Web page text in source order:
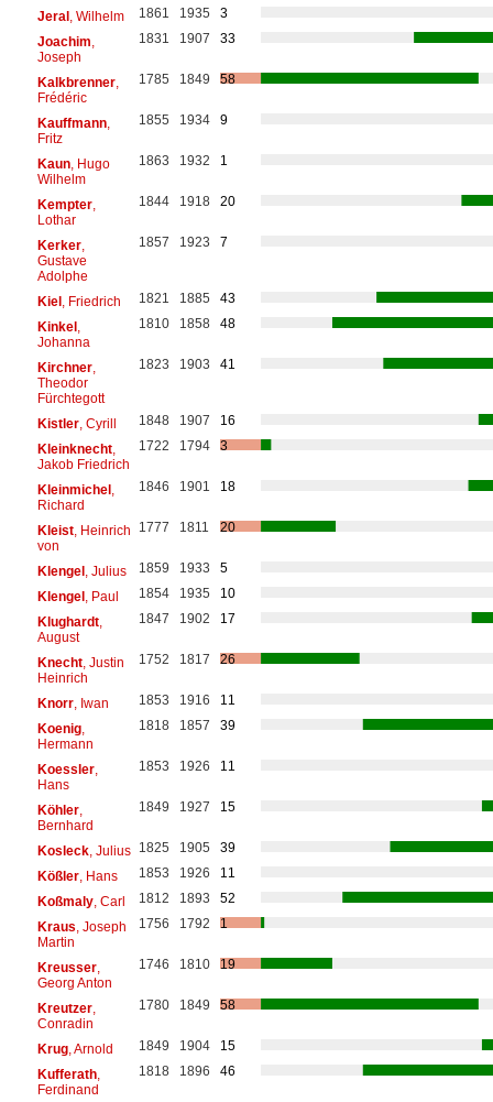
Jeral, Wilhelm 1861 1935
3
Joachim
Joseph
1831 1907 33
Kalkbrenner,
Frédéric
1785 1849 58
Kauffmann,
Fritz
1855 1934 9
Kaun, Hugo
Wilhelm
1863 1932 1
Kempter,
Lothar
1844 1918 20
Kerker,
Gustave
Adolphe
1857 1923 7
Kiel, Friedrich 1821 1885
43
Kinkel,
Johanna
1810 1858 48
Kirchner,
Theodor
Fürchtegott
1823 1903 41
Kistler, Cyrill 1848 1907
16
Kleinknecht,
Jakob Friedrich
1722 1794 3
Kleinmichel,
Richard
1846 1901 18
Kleist, Heinrich
von
1777 1811 20
Klengel, Julius 1859 1933
5
Klengel, Paul 1854 1935
10
Klughardt,
August
1847 1902 17
Knecht, Justin
Heinrich
1752 1817 26
Knorr, Iwan 1853 1916
11
Koenig,
Hermann
1818 1857 39
Koessler,
Hans
1853 1926 11
Köhler,
Bernhard
1849 1927 15
Kosleck, Julius 1825 1905
39
Kößler, Hans 1853 1926
11
Koßmaly, Carl 1812 1893
52
Kraus , Joseph
Martin
1756 1792 1
Kreusser,
Georg Anton
1746 1810 19
Kreutzer,
Conradin
1780 1849 58
Krug, Arnold 1849 1904
15
Kufferath,
Ferdinand
1818 1896 46